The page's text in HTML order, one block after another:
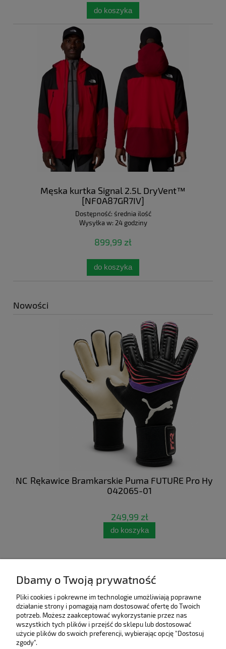
do koszyka
Męska kurtka Signal 2.5L DryVent™
[NF0A87GR7IV]
Dostępność: średnia ilość
Wysyłka w: 24 godziny
899,99 zł
do koszyka
Nowości
Rękawice Bramkarskie Puma FUTURE Pro Hybrid
042065-01
249,99 zł
do koszyka
Dbamy o Twoją prywatność
Pliki cookies i pokrewne im technologie umożliwiają poprawne
działanie strony i pomagają nam dostosować ofertę do Twoich
potrzeb. Możesz zaakceptować wykorzystanie przez nas
wszystkich tych plików i przejść do sklepu lub dostosować
użycie plików do swoich preferencji, wybierając opcję "Dostosuj
zgody".